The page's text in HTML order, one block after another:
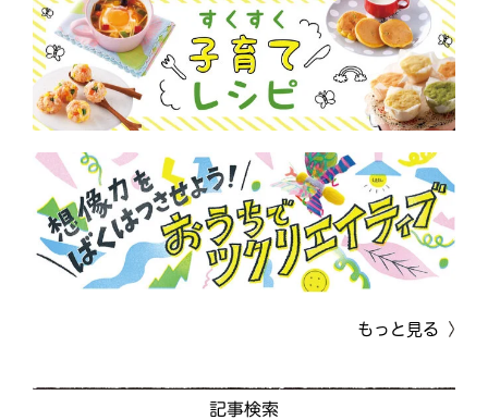
もっと見る
記事検索